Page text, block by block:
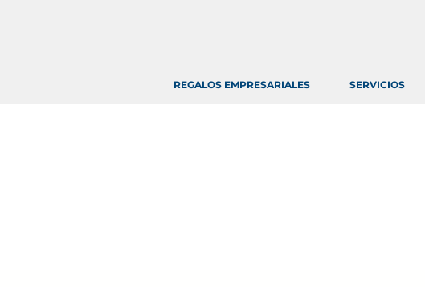
REGALOS EMPRESARIALES SERVICIOS